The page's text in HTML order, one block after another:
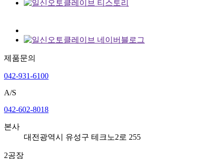
제품문의
042-931-6100
A/S
042-602-8018
본사
대전광역시 유성구 테크노2로 255
2공장